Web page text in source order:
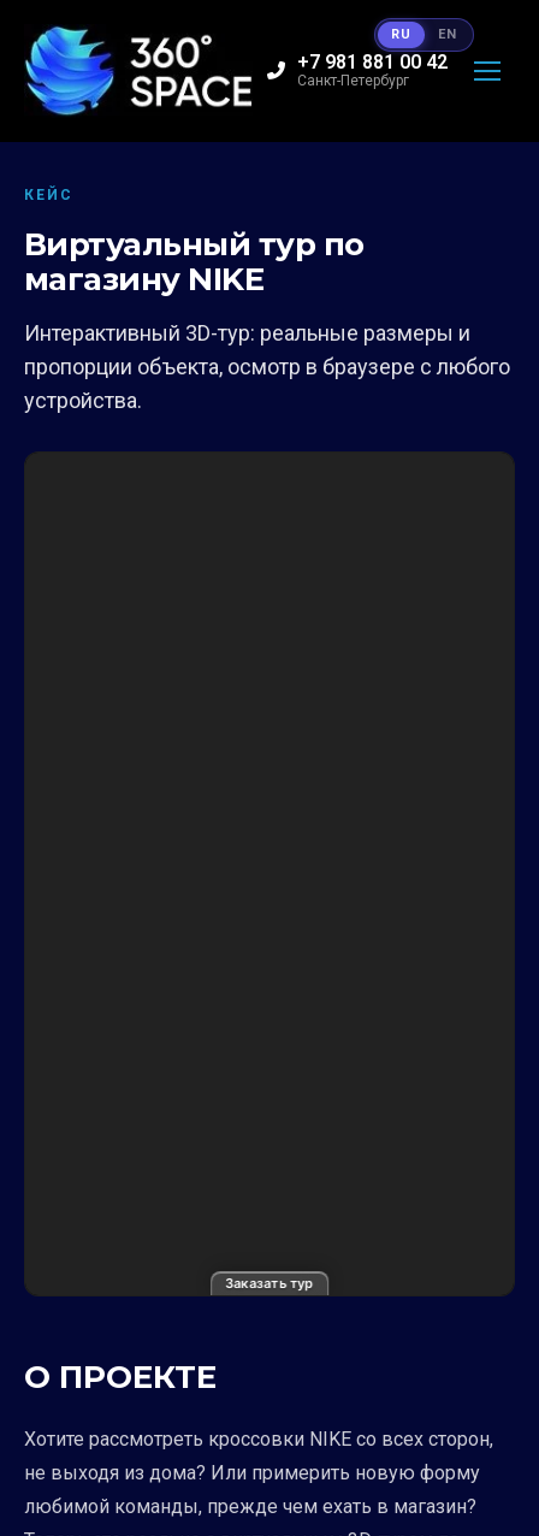
+7 981 881 00 42
Санкт-Петербург
КЕЙС
Виртуальный тур по
магазину NIKE
Интерактивный 3D-тур: реальные размеры и
пропорции объекта, осмотр в браузере с любого
устройства.
Заказать тур
О ПРОЕКТЕ
Хотите рассмотреть кроссовки NIKE со всех сторон,
не выходя из дома? Или примерить новую форму
любимой команды, прежде чем ехать в магазин?
RU EN